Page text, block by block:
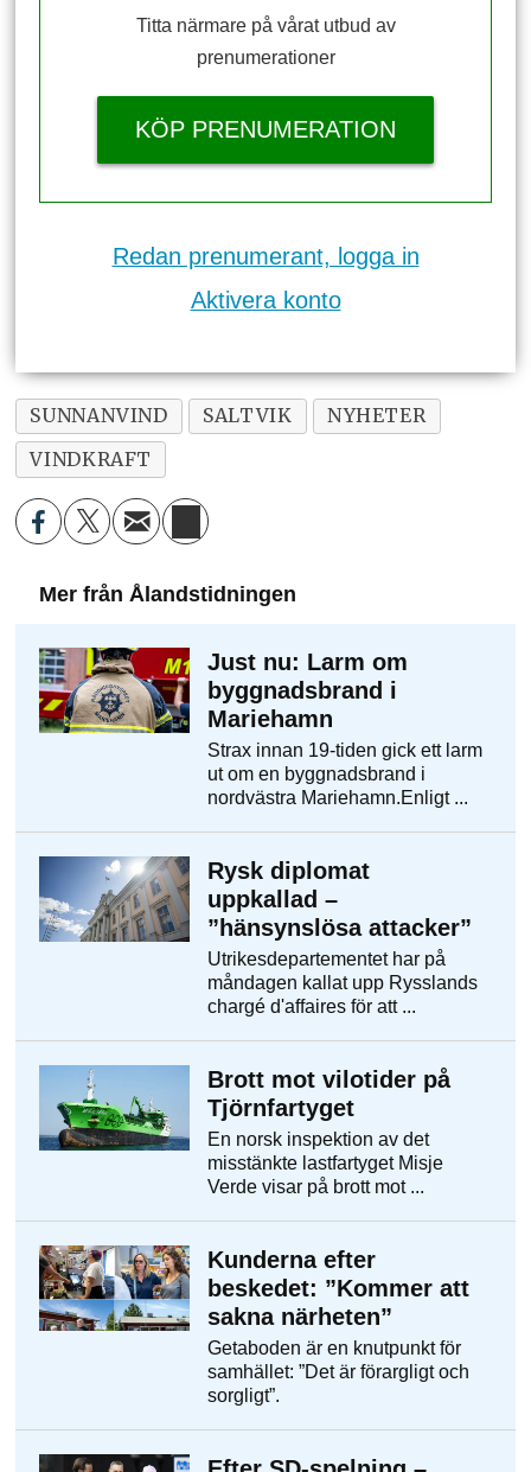
Titta närmare på vårat utbud av
prenumerationer
KÖP PRENUMERATION
Redan prenumerant, logga in
Aktivera konto
SUNNANVIND SALTVIK
NYHETER
VINDKRAFT